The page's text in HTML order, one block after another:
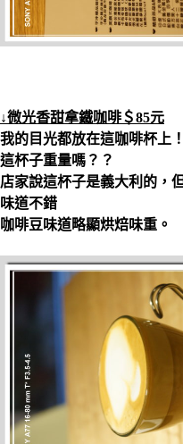
↓微光香甜拿鐵咖啡＄85元
我的目光都放在這咖啡杯上
這杯子重量嗎？？
店家說這杯子是義大利的，
味道不錯
咖啡豆味道略顯烘焙味重。